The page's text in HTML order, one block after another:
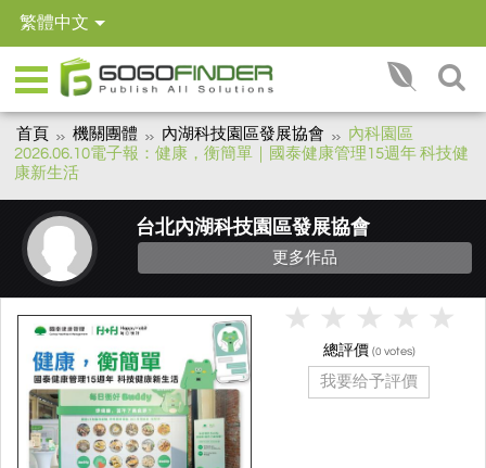
繁體中文
首頁 機關團體 內湖科技園區發展協會
內科園區
2026.06.10電子報：健康，衡簡單｜國泰健康管理15週年 科技健
康新生活
台北內湖科技園區發展協會
更多作品
總評價 (0 votes)
我要给予評價